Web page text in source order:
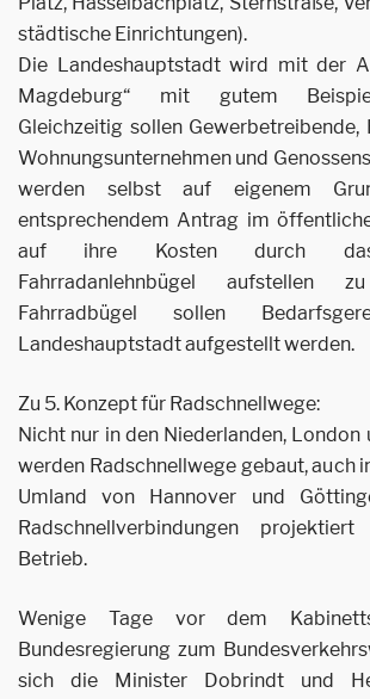
städtische Einrichtungen).
Die Landeshauptstadt wird mit der
Magdeburg“ mit gutem
Gleichzeitig sollen Gewerbetreibende,
Wohnungsunternehmen und
werden selbst auf eigenem
entsprechendem Antrag im
auf ihre Kosten durch das
Fahrradanlehnbügel aufstellen
Fahrradbügel sollen
Landeshauptstadt aufgestellt werden.
Zu 5. Konzept für Radschnellwege:
Nicht nur in den Niederlanden, London
werden Radschnellwege gebaut, auch
Umland von Hannover und
Radschnellverbindungen
Betrieb.
Wenige Tage vor dem
Bundesregierung zum
sich die Minister Dobrindt und